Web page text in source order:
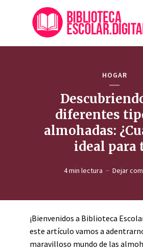
HOGAR
diferentes
almohadas:
ideal para
4 min lectura Dejar
¡Bienvenidos a Biblioteca
este artículo vamos a
maravilloso mundo de las